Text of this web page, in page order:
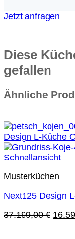
Jetzt anfragen
Diese
gefallen
Ähnliche
Schnellansicht
Musterküchen
Next125 Design
37.199,00€